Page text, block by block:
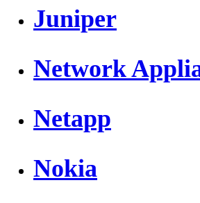
Juniper
Network
Netapp
Nokia